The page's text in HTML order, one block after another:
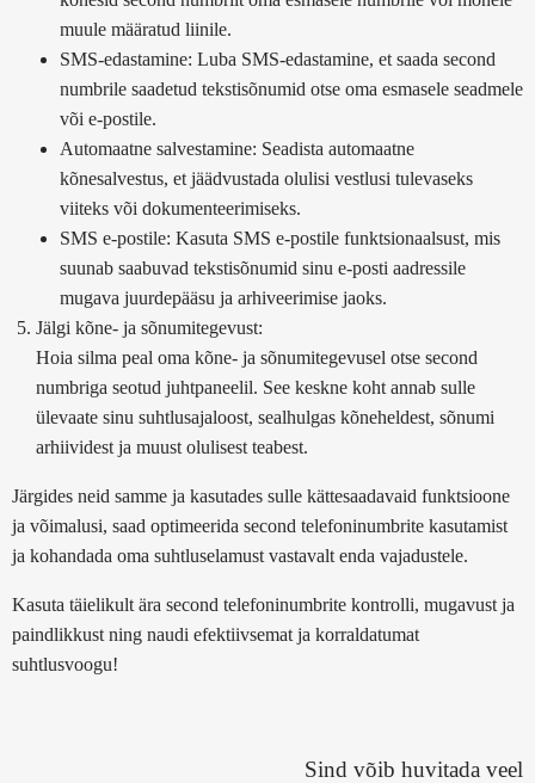
muule määratud liinile.
SMS-edastamine: Luba SMS-edastamine, et saada second
numbrile saadetud tekstisõnumid otse oma esmasele seadmele
või e-postile.
Automaatne salvestamine: Seadista automaatne
kõnesalvestus, et jäädvustada olulisi vestlusi tulevaseks
viiteks või dokumenteerimiseks.
SMS e-postile: Kasuta SMS e-postile funktsionaalsust, mis
suunab saabuvad tekstisõnumid sinu e-posti aadressile
mugava juurdepääsu ja arhiveerimise jaoks.
Jälgi kõne- ja sõnumitegevust:
Hoia silma peal oma kõne- ja sõnumitegevusel otse second
numbriga seotud juhtpaneelil. See keskne koht annab sulle
ülevaate sinu suhtlusajaloost, sealhulgas kõneheldest, sõnumi
arhiividest ja muust olulisest teabest.
Järgides neid samme ja kasutades sulle kättesaadavaid funktsioone
ja võimalusi, saad optimeerida second telefoninumbrite kasutamist
ja kohandada oma suhtluselamust vastavalt enda vajadustele.
Kasuta täielikult ära second telefoninumbrite kontrolli, mugavust ja
paindlikkust ning naudi efektiivsemat ja korraldatumat
suhtlusvoogu!
Sind võib huvitada veel